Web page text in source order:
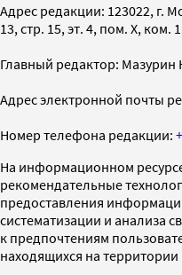
Адрес редакции: 123022, г.
13, стр. 15, эт. 4, пом. X, ком. 1
Главный редактор:
Адрес электронной почты
Номер телефона редакции:
На информационном
рекомендательные
предоставления
систематизации и анализа
к предпочтениям
находящихся на